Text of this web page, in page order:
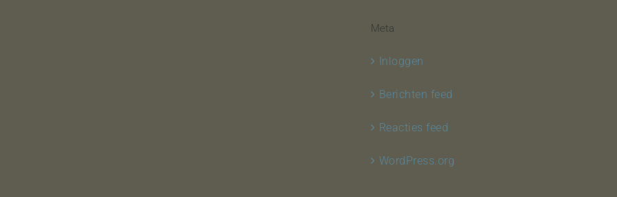
Meta
Inloggen
Berichten feed
Reacties feed
WordPress.org